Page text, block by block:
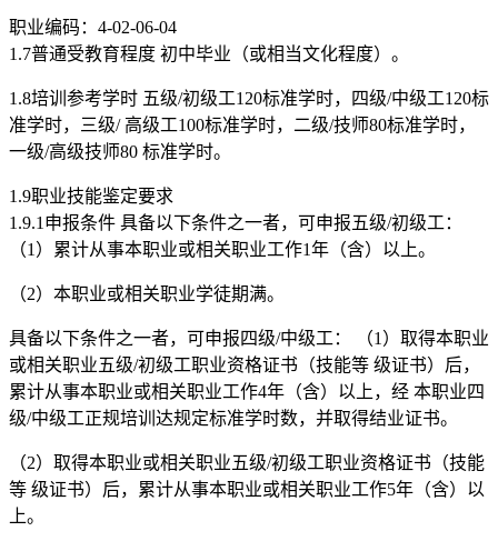
职业编码：4-02-06-04
1.7普通受教育程度 初中毕业（或相当文化程度）。
1.8培训参考学时 五级/初级工120标准学时，四级/中级工120标
准学时，三级/ 高级工100标准学时，二级/技师80标准学时，
一级/高级技师80 标准学时。
1.9职业技能鉴定要求
1.9.1申报条件 具备以下条件之一者，可申报五级/初级工：
（1）累计从事本职业或相关职业工作1年（含）以上。
（2）本职业或相关职业学徒期满。
具备以下条件之一者，可申报四级/中级工： （1）取得本职业
或相关职业五级/初级工职业资格证书（技能等 级证书）后，
累计从事本职业或相关职业工作4年（含）以上，经 本职业四
级/中级工正规培训达规定标准学时数，并取得结业证书。
（2）取得本职业或相关职业五级/初级工职业资格证书（技能
等 级证书）后，累计从事本职业或相关职业工作5年（含）以
上。